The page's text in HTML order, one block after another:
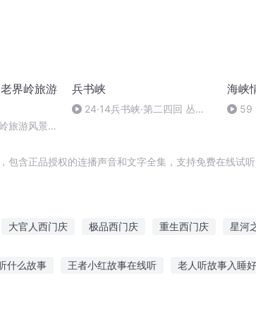
界岭旅游
旅游风景度
兵书峡
24·14兵书峡·第二四回 丛桂
海峡
59
含正品授权的连播声音和文字全集，支持免费在线试
大官人西门庆 极品西门庆 重生西门庆 星河
什么故事 王者小红故事在线听 老人听故事入睡